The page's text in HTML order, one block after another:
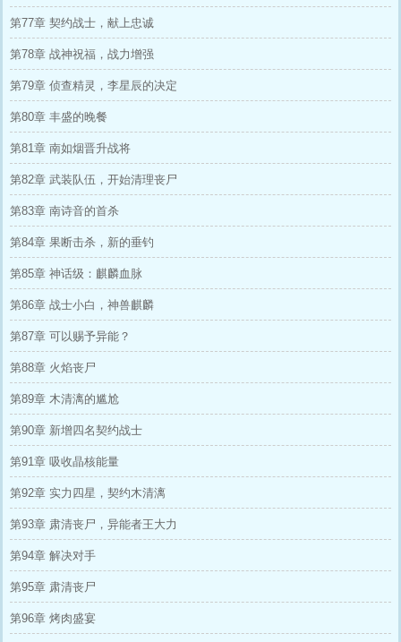
第77章 契约战士，献上忠诚
第78章 战神祝福，战力增强
第79章 侦查精灵，李星辰的决定
第80章 丰盛的晚餐
第81章 南如烟晋升战将
第82章 武装队伍，开始清理丧尸
第83章 南诗音的首杀
第84章 果断击杀，新的垂钓
第85章 神话级：麒麟血脉
第86章 战士小白，神兽麒麟
第87章 可以赐予异能？
第88章 火焰丧尸
第89章 木清漓的尴尬
第90章 新增四名契约战士
第91章 吸收晶核能量
第92章 实力四星，契约木清漓
第93章 肃清丧尸，异能者王大力
第94章 解决对手
第95章 肃清丧尸
第96章 烤肉盛宴